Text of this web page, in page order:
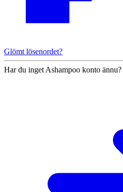
Glömt lösenordet?
Har du inget Ashampoo konto ännu?